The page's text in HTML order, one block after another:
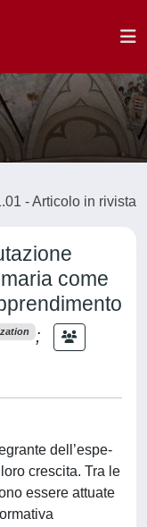
- Articolo in rivista
come
;
dell’espe-
crescita. Tra le
essere attuate